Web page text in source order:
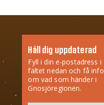
Håll dig uppdaterad
Fyll i din e-postadress i
fältet nedan och få info
om vad som händer i
Gnosjöregionen.